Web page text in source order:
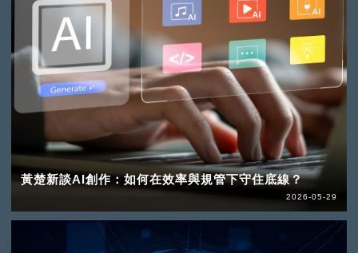
黃楚新談AI創作：如何在效率與規管下守住底線？
2026-05-29